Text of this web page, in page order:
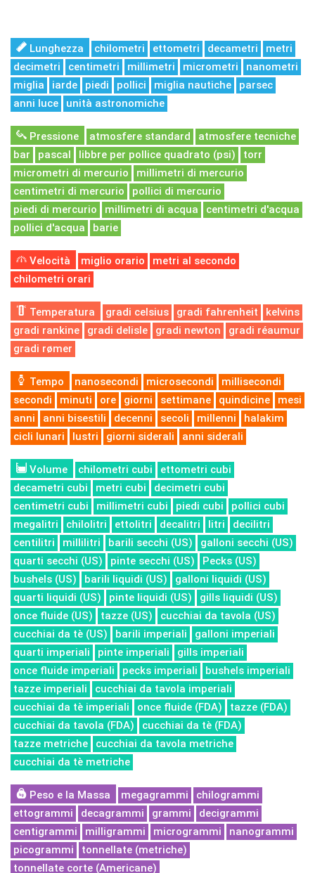
Lunghezza chilometri ettometri decametri
metri
decimetri
centimetri millimetri micrometri
nanometri
miglia
iarde piedi pollici miglia nautiche
parsec
anni luce
unità astronomiche
Pressione atmosfere standard
atmosfere tecniche
bar
pascal libbre per pollice quadrato (psi)
torr
micrometri di mercurio
millimetri di mercurio
centimetri di mercurio
pollici di mercurio
piedi di mercurio
millimetri di acqua
centimetri d'acqua
pollici d'acqua
barie
Velocità miglio orario
metri al secondo
chilometri orari
Temperatura gradi celsius gradi fahrenheit
kelvins
gradi rankine
gradi delisle gradi newton
gradi réaumur
gradi rømer
Tempo nanosecondi microsecondi
millisecondi
secondi
minuti ore giorni settimane quindicine
mesi
anni
anni bisestili decenni secoli millenni
halakim
cicli lunari
lustri giorni siderali anni siderali
Volume chilometri cubi
ettometri cubi
decametri cubi
metri cubi
decimetri cubi
centimetri cubi
millimetri cubi piedi cubi
pollici cubi
megalitri
chilolitri ettolitri decalitri litri
decilitri
centilitri
millilitri barili secchi (US)
galloni secchi (US)
quarti secchi (US)
pinte secchi (US)
Pecks (US)
bushels (US)
barili liquidi (US)
galloni liquidi (US)
quarti liquidi (US)
pinte liquidi (US)
gills liquidi (US)
once fluide (US)
tazze (US)
cucchiai da tavola (US)
cucchiai da tè (US)
barili imperiali
galloni imperiali
quarti imperiali
pinte imperiali
gills imperiali
once fluide imperiali
pecks imperiali
bushels imperiali
tazze imperiali
cucchiai da tavola imperiali
cucchiai da tè imperiali
once fluide (FDA)
tazze (FDA)
cucchiai da tavola (FDA)
cucchiai da tè (FDA)
tazze metriche
cucchiai da tavola metriche
cucchiai da tè metriche
Peso e la Massa megagrammi
chilogrammi
ettogrammi
decagrammi grammi
decigrammi
centigrammi
milligrammi microgrammi
nanogrammi
picogrammi
tonnellate (metriche)
tonnellate corte (Americane)